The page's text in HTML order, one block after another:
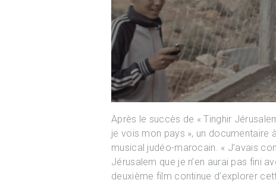
Après le succès de « Tinghir
je vois mon pays », un documentaire
musical judéo-marocain. « J’avais
Jérusalem que je n’en aurai pas fini
deuxième film continue d’explorer